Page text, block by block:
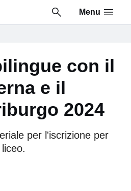
Menu
con il
e il
2024
per l'iscrizione per